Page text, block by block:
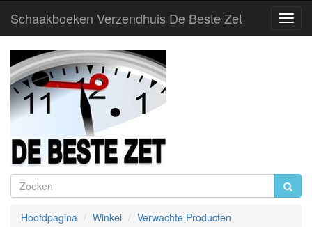
Schaakboeken Verzendhuis De Beste Zet
Hoofdpagina Winkel Verwachte Producten